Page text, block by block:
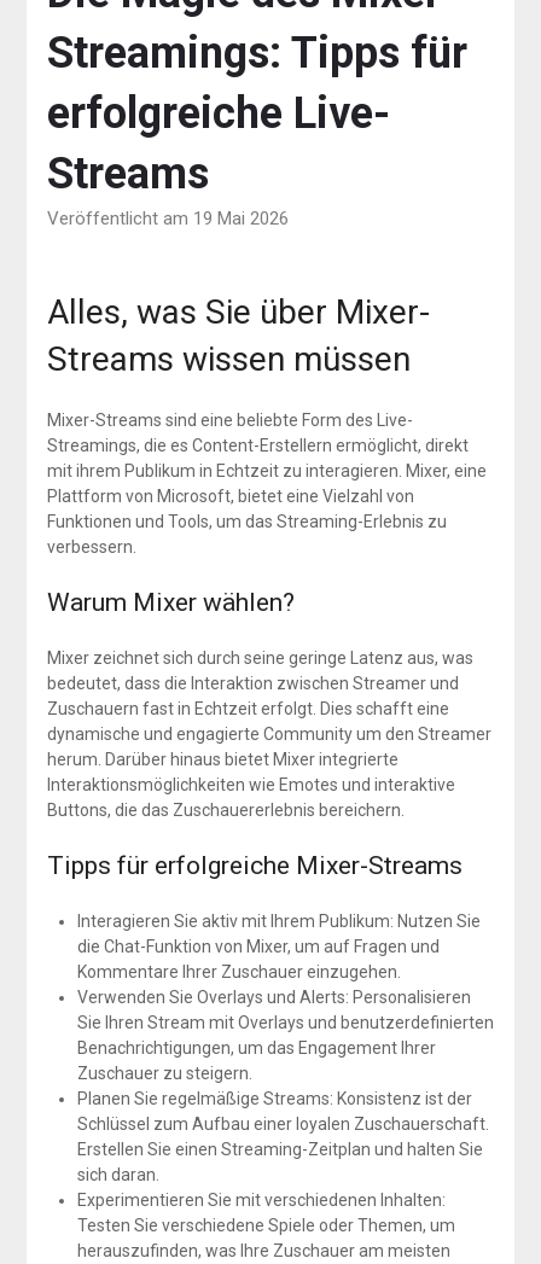
Streamings: Tipps für
erfolgreiche Live-
Streams
Veröffentlicht am 19 Mai 2026
Alles, was Sie über Mixer-
Streams wissen müssen
Mixer-Streams sind eine beliebte Form des Live-
Streamings, die es Content-Erstellern ermöglicht, direkt
mit ihrem Publikum in Echtzeit zu interagieren. Mixer, eine
Plattform von Microsoft, bietet eine Vielzahl von
Funktionen und Tools, um das Streaming-Erlebnis zu
verbessern.
Warum Mixer wählen?
Mixer zeichnet sich durch seine geringe Latenz aus, was
bedeutet, dass die Interaktion zwischen Streamer und
Zuschauern fast in Echtzeit erfolgt. Dies schafft eine
dynamische und engagierte Community um den Streamer
herum. Darüber hinaus bietet Mixer integrierte
Interaktionsmöglichkeiten wie Emotes und interaktive
Buttons, die das Zuschauererlebnis bereichern.
Tipps für erfolgreiche Mixer-Streams
Interagieren Sie aktiv mit Ihrem Publikum: Nutzen Sie
die Chat-Funktion von Mixer, um auf Fragen und
Kommentare Ihrer Zuschauer einzugehen.
Verwenden Sie Overlays und Alerts: Personalisieren
Sie Ihren Stream mit Overlays und benutzerdefinierten
Benachrichtigungen, um das Engagement Ihrer
Zuschauer zu steigern.
Planen Sie regelmäßige Streams: Konsistenz ist der
Schlüssel zum Aufbau einer loyalen Zuschauerschaft.
Erstellen Sie einen Streaming-Zeitplan und halten Sie
sich daran.
Experimentieren Sie mit verschiedenen Inhalten:
Testen Sie verschiedene Spiele oder Themen, um
herauszufinden, was Ihre Zuschauer am meisten